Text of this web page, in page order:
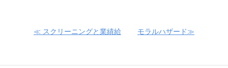
≪ スクリーニングと業績給 モラルハザード≫